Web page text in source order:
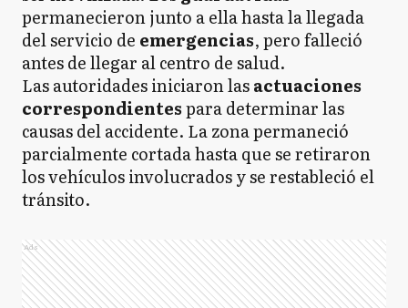
permanecieron junto a ella hasta la llegada
del servicio de emergencias, pero falleció
antes de llegar al centro de salud.
Las autoridades iniciaron lasactuaciones
correspondientespara determinar las
causas del accidente. La zona permaneció
parcialmente cortada hasta que se retiraron
los vehículos involucrados y se restableció el
tránsito.
Ads